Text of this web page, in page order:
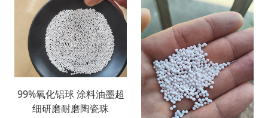
99%氧化铝球 涂料油墨超
细研磨耐磨陶瓷珠